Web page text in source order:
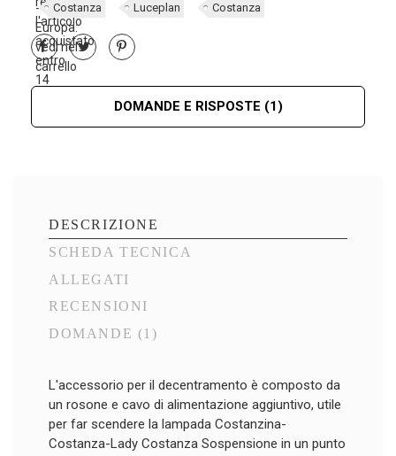
Costanza Luceplan Costanza
DOMANDE E RISPOSTE (1)
DESCRIZIONE
SCHEDA TECNICA
ALLEGATI
RECENSIONI
DOMANDE (1)
L'accessorio per il decentramento è composto da
un rosone e cavo di alimentazione aggiuntivo, utile
per far scendere la lampada Costanzina-
Costanza-Lady Costanza Sospensione in un punto